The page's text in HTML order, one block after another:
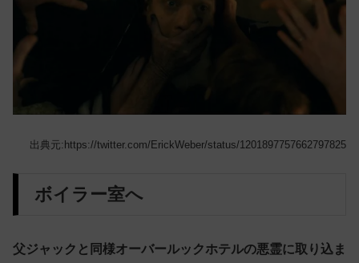
出典元:https://twitter.com/ErickWeber/status/1201897757662797825
ボイラー室へ
父ジャックと同様オーバールックホテルの悪霊に取り込ま